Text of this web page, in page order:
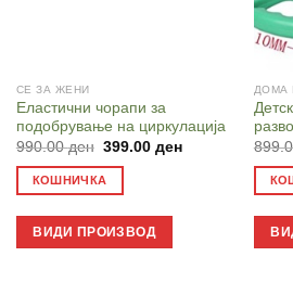
СЕ ЗА ЖЕНИ
Еластични чорапи за
подобрување на циркулација
990.00ден Original
was:
990.00 ден.
399.00 денCurrent
КОШНИЧКА
ВИДИ ПРОИЗВОД
ДОМА